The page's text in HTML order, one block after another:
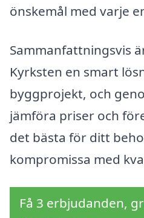
önskemål med varje
Sammanfattningsvis
Kyrksten en smart
byggprojekt, och
jämföra priser och
det bästa för ditt
kompromissa med
Få 3 erbjudanden,